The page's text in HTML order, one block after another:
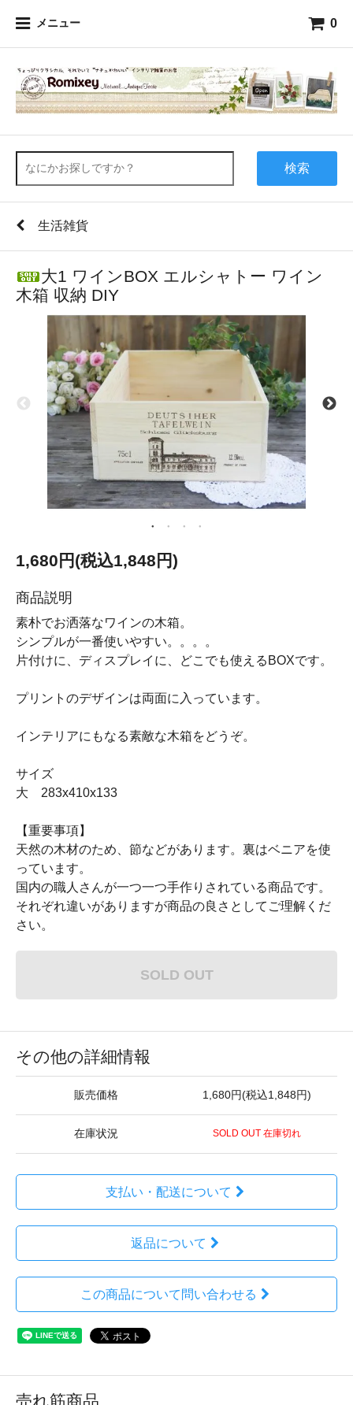
メニュー 0
検索
生活雑貨
大1 ワインBOX エルシャトー ワイン
木箱 収納 DIY
1,680円(税込1,848円)
商品説明
素朴でお洒落なワインの木箱。
シンプルが一番使いやすい。。。。
片付けに、ディスプレイに、どこでも使えるBOXです。
プリントのデザインは両面に入っています。
インテリアにもなる素敵な木箱をどうぞ。
サイズ
大 283x410x133
【重要事項】
天然の木材のため、節などがあります。裏はベニアを使
っています。
国内の職人さんが一つ一つ手作りされている商品です。
それぞれ違いがありますが商品の良さとしてご理解くだ
さい。
SOLD OUT
その他の詳細情報
販売価格 1,680円(税込1,848円)
在庫状況 SOLD OUT 在庫切れ
支払い・配送について
返品について
この商品について問い合わせる
売れ筋商品